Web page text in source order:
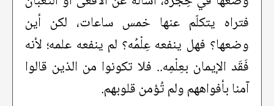
فتراه يتكلّم عنها خمس ساعات، لكن أين
وضعها؟ فهل ينفعه عِلْمُه؟ لم ينفعه علمه؛ لأنه
فَقَد الإيمان بعِلْمِه.. فلا تكونوا من الذين قالوا
آمنا بأفواههم ولم تُؤمن قلوبهم.